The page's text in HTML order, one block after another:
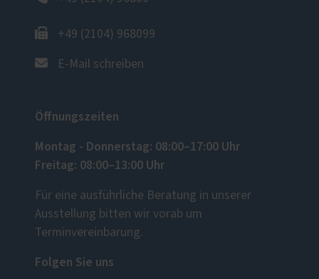
+49 (2104) 968099
E-Mail schreiben
Öffnungszeiten
Montag - Donnerstag: 08:00–17:00 Uhr
Freitag: 08:00–13:00 Uhr
Für eine ausführliche Beratung in unserer
Ausstellung bitten wir vorab um
Terminvereinbarung.
Folgen Sie uns